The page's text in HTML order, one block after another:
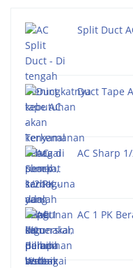
Split Duct
Duct Tape
AC Sharp
AC 1 PK